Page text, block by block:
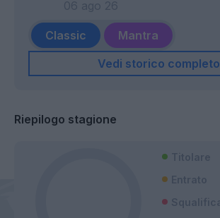
Classic
Mantra
Vedi storico completo
Riepilogo stagione